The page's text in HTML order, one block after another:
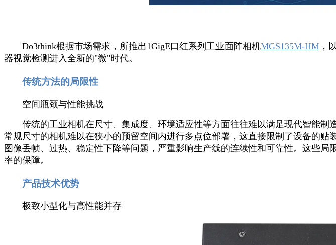
Do3think根据市场需求，所推出1GigE口红系列工业面阵相机MGS135M-HM ，
器视觉检测进入全新的"微"时代。
传统方法的局限性
空间瓶颈与性能挑战
传统的工业相机在尺寸、集成度、环境适应性等方面往往难以满足现代智能制
常规尺寸的相机难以在狭小的预留空间内进行多点位部署，这直接限制了设备的
图像丢帧、过热、稳定性下降等问题，严重影响生产线的连续性和可靠性。这些
率的保障。
产品技术优势
极致小型化与高性能并存